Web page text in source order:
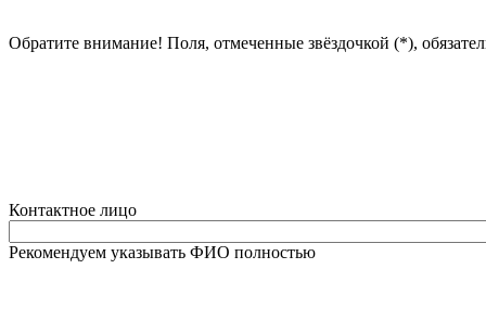
Обратите внимание! Поля, отмеченные звёздочкой (*),
Контактное лицо
Рекомендуем указывать ФИО полностью